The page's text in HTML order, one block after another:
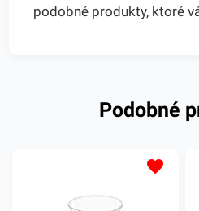
podobné produkty, ktoré
Podobné